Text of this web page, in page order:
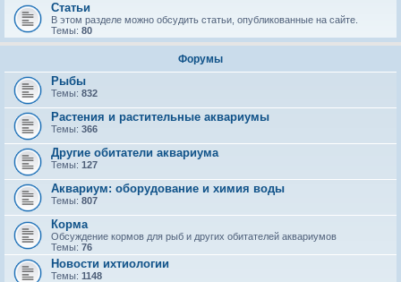
Статьи
В этом разделе можно обсудить статьи, опубликованные на сайте.
Темы: 80
Форумы
Рыбы
Темы: 832
Растения и растительные аквариумы
Темы: 366
Другие обитатели аквариума
Темы: 127
Аквариум: оборудование и химия воды
Темы: 807
Корма
Обсуждение кормов для рыб и других обитателей аквариумов
Темы: 76
Новости ихтиологии
Темы: 1148